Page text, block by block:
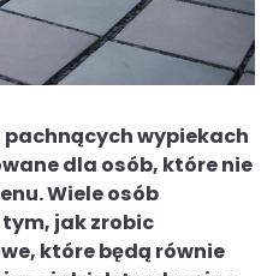
wypiekach
dla osób, które nie
Wiele osób
jak zrobic
które będą równie